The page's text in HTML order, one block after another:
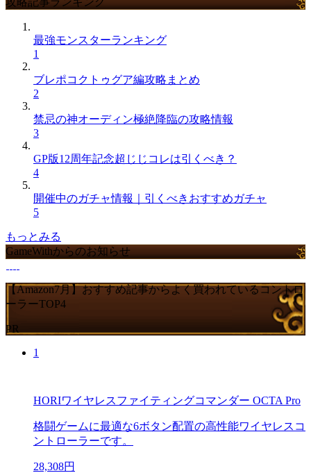
最強モンスターランキング
1
ブレポコクトゥグア編攻略まとめ
2
禁忌の神オーディン極絶降臨の攻略情報
3
GP版12周年記念超じじコレは引くべき？
4
開催中のガチャ情報｜引くべきおすすめガチャ
5
もっとみる
GameWithからのお知らせ
【Amazon7月】おすすめ記事からよく買われているコントロ
ーラーTOP4
PR
1
HORIワイヤレスファイティングコマンダー OCTA Pro
格闘ゲームに最適な6ボタン配置の高性能ワイヤレスコ
ントローラーです。
28,308円